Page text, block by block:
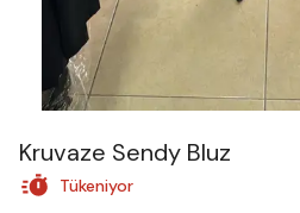
Kruvaze Sendy Bluz
Tükeniyor